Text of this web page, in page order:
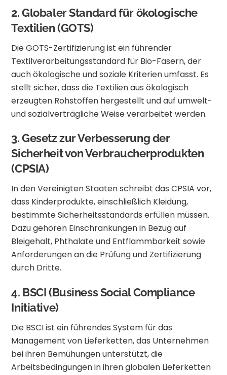
2.Globaler Standard für ökologische
Textilien (GOTS)
Die GOTS-Zertifizierung ist ein führender
Textilverarbeitungsstandard für Bio-Fasern, der
auch ökologische und soziale Kriterien umfasst. Es
stellt sicher, dass die Textilien aus ökologisch
erzeugten Rohstoffen hergestellt und auf umwelt-
und sozialverträgliche Weise verarbeitet werden.
3.Gesetz zur Verbesserung der
Sicherheit von Verbraucherprodukten
(CPSIA)
In den Vereinigten Staaten schreibt das CPSIA vor,
dass Kinderprodukte, einschließlich Kleidung,
bestimmte Sicherheitsstandards erfüllen müssen.
Dazu gehören Einschränkungen in Bezug auf
Bleigehalt, Phthalate und Entflammbarkeit sowie
Anforderungen an die Prüfung und Zertifizierung
durch Dritte.
4. BSCI (Business Social Compliance
Initiative)
Die BSCI ist ein führendes System für das
Management von Lieferketten, das Unternehmen
bei ihren Bemühungen unterstützt, die
Arbeitsbedingungen in ihren globalen Lieferketten